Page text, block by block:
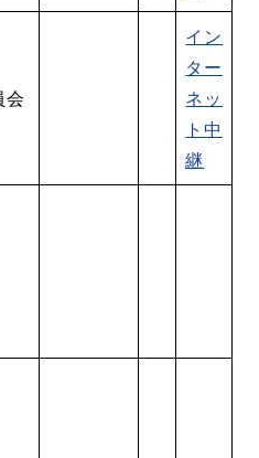
会
イン
ター
ネッ
ト中
継